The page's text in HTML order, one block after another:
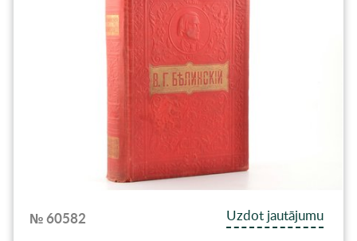
№ 60582
Uzdot jautājumu